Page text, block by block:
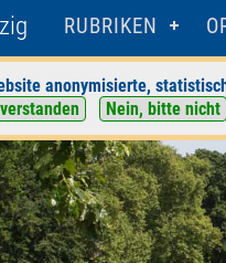
RUBRIKEN
anonymisierte,
Nein, bitte nicht